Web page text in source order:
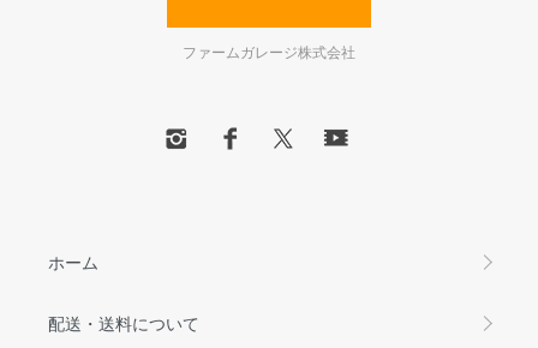
ファームガレージ株式会社
ホーム
配送・送料について